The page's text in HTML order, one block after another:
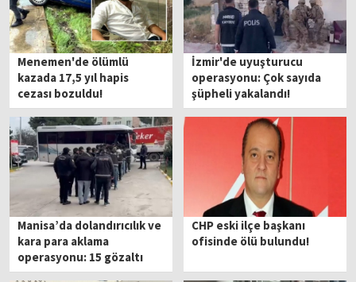
Menemen'de ölümlü
kazada 17,5 yıl hapis
cezası bozuldu!
İzmir'de uyuşturucu
operasyonu: Çok sayıda
şüpheli yakalandı!
Manisa’da dolandırıcılık ve
kara para aklama
operasyonu: 15 gözaltı
CHP eski ilçe başkanı
ofisinde ölü bulundu!